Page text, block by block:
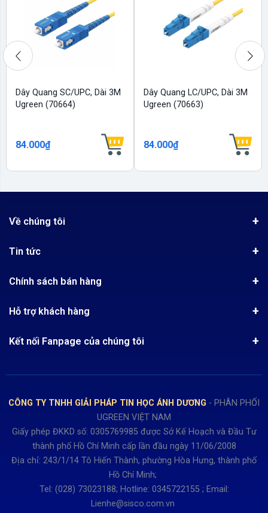
Dây Quang SC/UPC, Dài 3M
Ugreen (70664)
84.000₫
Dây Quang LC/UPC, Dài 3M
Ugreen (70663)
84.000₫
Về chúng tôi
Quy chế hoạt động
Tra cứu đơn hàng
Tin tức
Công nghệ - Sản phẩm mới
Review sản phẩm
Chính sách bán hàng
Chính sách Hủy, Đổi, Trả hàng
Hướng dẫn đăng ký tài khoản
Hỗ trợ khách hàng
Thời gian làm việc từ Thứ 2- Thứ 7
Buổi chiều từ 13h15 đến 17h30
Thứ 7 làm đến 15h30 chiều.
Kết nối Fanpage của chúng tôi
CÔNG TY TNHH GIẢI PHÁP TIN HỌC ÁNH DƯƠNG - PHÂN PHỐI
UGREEN VIỆT NAM
Giấy phép ĐKKD số: 0305769985 được Sở Kế Hoạch và Đầu Tư
thành phố Hồ Chí Minh cấp lần đầu ngày 11/06/2008
Địa chỉ: 243/1/14 Tô Hiến Thành, phường Hòa Hưng, thành phố
Hồ Chí Minh;
Tel: (028) 73023188; Hotline: 0345722155 ; Email:
Lienhe@sisco.com.vn